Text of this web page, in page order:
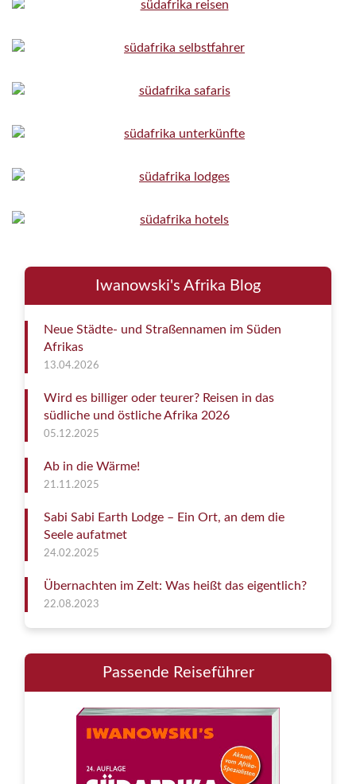
Iwanowski's Afrika Blog
Neue Städte- und Straßennamen im Süden
Afrikas
13.04.2026
Wird es billiger oder teurer? Reisen in das
südliche und östliche Afrika 2026
05.12.2025
Ab in die Wärme!
21.11.2025
Sabi Sabi Earth Lodge – Ein Ort, an dem die
Seele aufatmet
24.02.2025
Übernachten im Zelt: Was heißt das eigentlich?
22.08.2023
Passende Reiseführer